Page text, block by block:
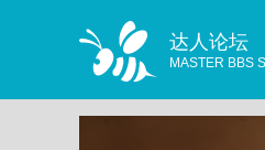
达人论坛
MASTER BBS